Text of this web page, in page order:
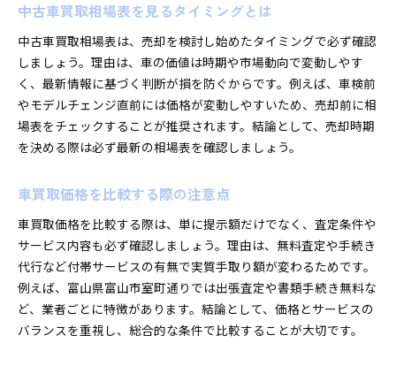
中古車買取相場表を見るタイミングとは
中古車買取相場表は、売却を検討し始めたタイミングで必ず確認
しましょう。理由は、車の価値は時期や市場動向で変動しやす
く、最新情報に基づく判断が損を防ぐからです。例えば、車検前
やモデルチェンジ直前には価格が変動しやすいため、売却前に相
場表をチェックすることが推奨されます。結論として、売却時期
を決める際は必ず最新の相場表を確認しましょう。
車買取価格を比較する際の注意点
車買取価格を比較する際は、単に提示額だけでなく、査定条件や
サービス内容も必ず確認しましょう。理由は、無料査定や手続き
代行など付帯サービスの有無で実質手取り額が変わるためです。
例えば、富山県富山市室町通りでは出張査定や書類手続き無料な
ど、業者ごとに特徴があります。結論として、価格とサービスの
バランスを重視し、総合的な条件で比較することが大切です。